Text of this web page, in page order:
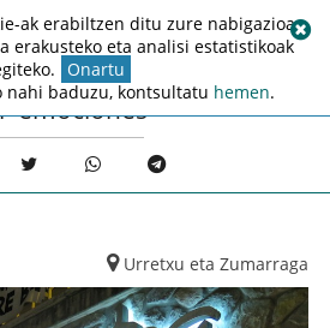
emociones
Urretxu eta Zumarraga
ak erabiltzen ditu zure nabigazioa
erakusteko eta analisi estatistikoak
Onartu
nahi baduzu, kontsultatu hemen.